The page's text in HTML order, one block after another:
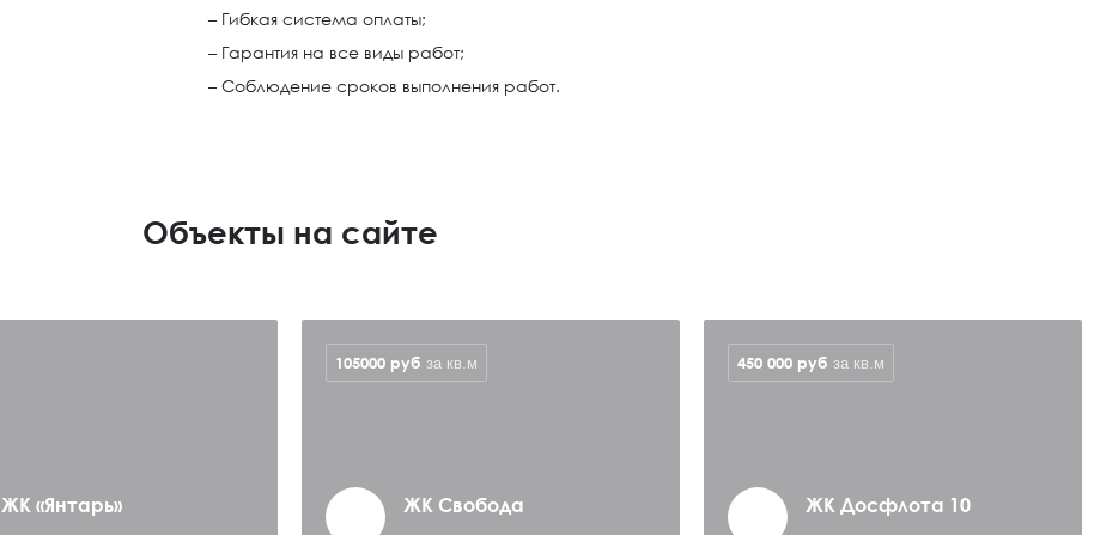
– Гибкая система оплаты;
– Гарантия на все виды работ;
– Соблюдение сроков выполнения работ.
Объекты на сайте
ЖК «Янтарь» ЖК Свобода
105000 руб за кв.м
ЖК Досфлота 10
450 000 руб за кв.м